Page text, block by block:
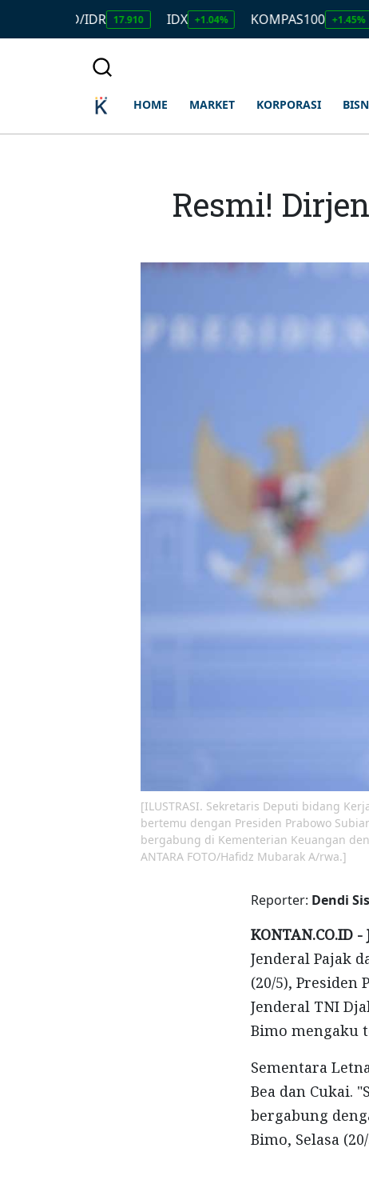
17.910 IDX +1.04% KOMPAS100 +1.45% LQ45
HOME MARKET KORPORASI
Resmi!
[ILUSTRASI. Sekretaris Deputi bidang
bertemu dengan Presiden Prabowo
bergabung di Kementerian Keuangan
ANTARA FOTO/Hafidz Mubarak A/rwa.]
Reporter: Dendi
KONTAN.CO.ID -
Jenderal Pajak
(20/5),
Jenderal TNI
Bimo mengaku
Sementara
Bea dan Cukai.
bergabung
Bimo, Selasa